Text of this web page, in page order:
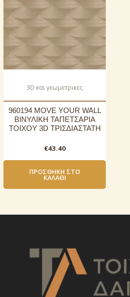
3D και γεωμετρικες
960194 MOVE YOUR WALL
ΒΙΝΥΛΙΚΗ ΤΑΠΕΤΣΑΡΙΑ
ΤΟΙΧΟΥ 3D ΤΡΙΣΔΙΑΣΤΑΤΗ
€43.40
ΠΡΟΣΘΉΚΗ ΣΤΟ
ΚΑΛΆΘΙ